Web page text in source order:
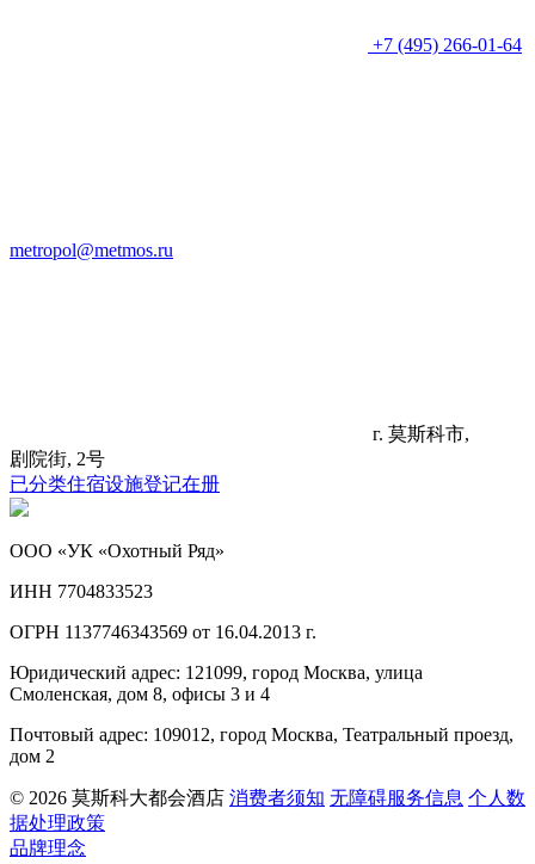
+7 (495) 266-01-64
metropol@metmos.ru
г. 莫斯科市,
剧院街, 2号
已分类住宿设施登记在册
ООО «УК «Охотный Ряд»
ИНН 7704833523
ОГРН 1137746343569 от 16.04.2013 г.
Юридический адрес: 121099, город Москва, улица
Смоленская, дом 8, офисы 3 и 4
Почтовый адрес: 109012, город Москва, Театральный проезд,
дом 2
© 2026 莫斯科大都会酒店 消费者须知 无障碍服务信息 个人数
据处理政策
品牌理念